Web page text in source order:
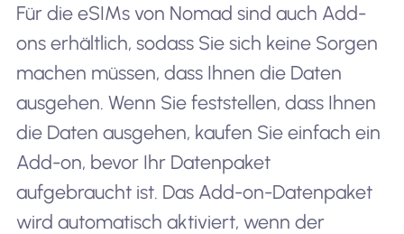
Für die eSIMs von Nomad sind auch Add-
ons erhältlich, sodass Sie sich keine Sorgen
machen müssen, dass Ihnen die Daten
ausgehen. Wenn Sie feststellen, dass Ihnen
die Daten ausgehen, kaufen Sie einfach ein
Add-on, bevor Ihr Datenpaket
aufgebraucht ist. Das Add-on-Datenpaket
wird automatisch aktiviert, wenn der